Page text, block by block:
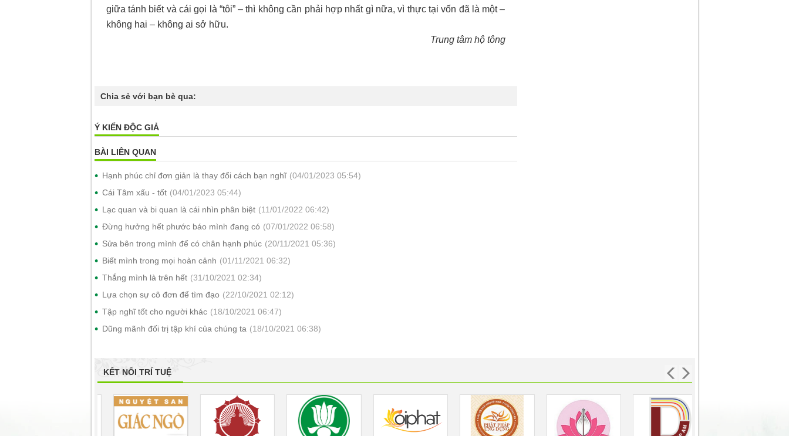
giữa tánh biết và cái gọi là “tôi” – thì không cần phải hợp nhất gì nữa, vì thực tại vốn đã là một –
không hai – không ai sở hữu.
Trung tâm hộ tông
Chia sẻ với bạn bè qua:
Ý KIẾN ĐỘC GIẢ
BÀI LIÊN QUAN
Hạnh phúc chỉ đơn giản là thay đổi cách bạn nghĩ (04/01/2023 05:54)
Cái Tâm xấu - tốt (04/01/2023 05:44)
Lạc quan và bi quan là cái nhìn phân biệt (11/01/2022 06:42)
Đừng hưởng hết phước báo mình đang có (07/01/2022 06:58)
Sửa bên trong mình để có chân hạnh phúc (20/11/2021 05:36)
Biết mình trong mọi hoàn cảnh (01/11/2021 06:32)
Thắng mình là trên hết (31/10/2021 02:34)
Lựa chọn sự cô đơn để tìm đạo (22/10/2021 02:12)
Tập nghĩ tốt cho người khác (18/10/2021 06:47)
Dũng mãnh đối trị tập khí của chúng ta (18/10/2021 06:38)
KẾT NỐI TRÍ TUỆ